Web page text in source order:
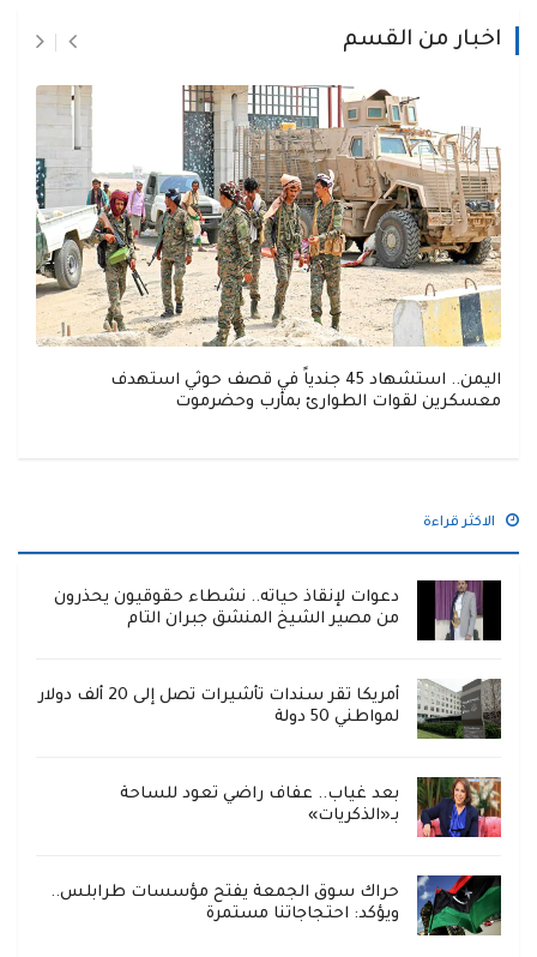
اخبار من القسم
اليمن.. استشهاد 45 جندياً في قصف حوثي استهدف
معسكرين لقوات الطوارئ بمأرب وحضرموت
الاكثر قراءة
دعوات لإنقاذ حياته.. نشطاء حقوقيون يحذرون
من مصير الشيخ المنشق جبران التام
أمريكا تقر سندات تأشيرات تصل إلى 20 ألف دولار
لمواطني 50 دولة
بعد غياب.. عفاف راضي تعود للساحة
بـ«الذكريات»
حراك سوق الجمعة يفتح مؤسسات طرابلس..
ويؤكد: احتجاجاتنا مستمرة